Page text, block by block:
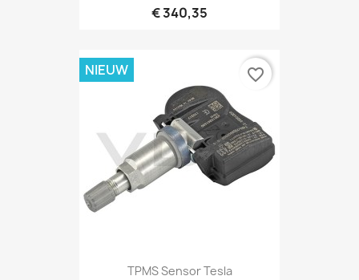
€ 340,35
TPMS Sensor Tesla
NIEUW favorite_border